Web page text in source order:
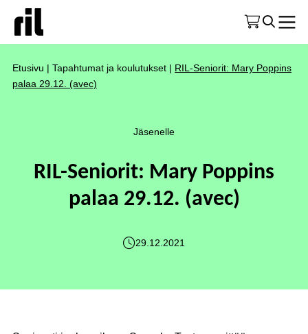
Etusivu | Tapahtumat ja koulutukset | RIL-Seniorit: Mary Poppins
palaa 29.12. (avec)
Jäsenelle
RIL-Seniorit: Mary Poppins
palaa 29.12. (avec)
29.12.2021